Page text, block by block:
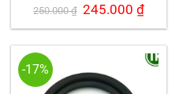
250.000₫ Giá
gốc
là:
245.000 ₫Giá
hiện
tại
-17%